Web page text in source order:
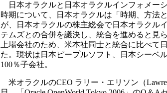
日本オラクルと日本オラクルインフォメー
時期について、日本オラクルは「時期、方法
が、日本オラクルの株主総会で日本オラクル
テムズとの合併を議決し、統合を進めると見
上場会社のため、米本社同士と統合に比べて
た。現状は日本ピープルソフト、日本シーベ
100％子会社。
米オラクルのCEO ラリー・エリソン（